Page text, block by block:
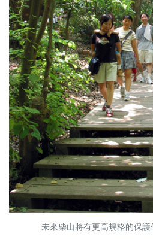
未來柴山將有更高規格的保